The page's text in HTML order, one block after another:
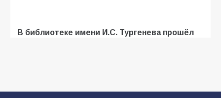
В библиотеке имени И.С. Тургенева прошёл